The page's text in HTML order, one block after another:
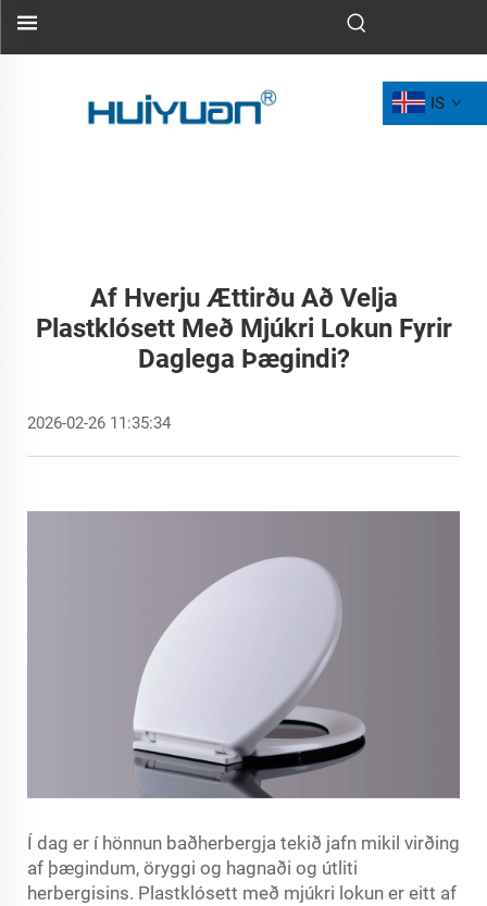
IS
Af Hverju Ættirðu Að Velja
Plastklósett Með Mjúkri Lokun Fyrir
Daglega Þægindi?
2026-02-26 11:35:34
Í dag er í hönnun baðherbergja tekið jafn mikil virðing
af þægindum, öryggi og hagnaði og útliti
herbergisins. Plastklósett með mjúkri lokun er eitt af